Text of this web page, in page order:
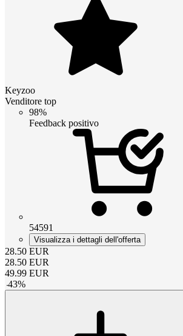
Keyzoo
Venditore top
98%
Feedback positivo
54591
Visualizza i dettagli dell'offerta
28.50 EUR
28.50 EUR
49.99 EUR
-43%